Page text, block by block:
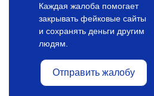
Каждая жалоба помогает
закрывать фейковые сайты
и сохранять деньги другим
людям.
Отправить жалобу